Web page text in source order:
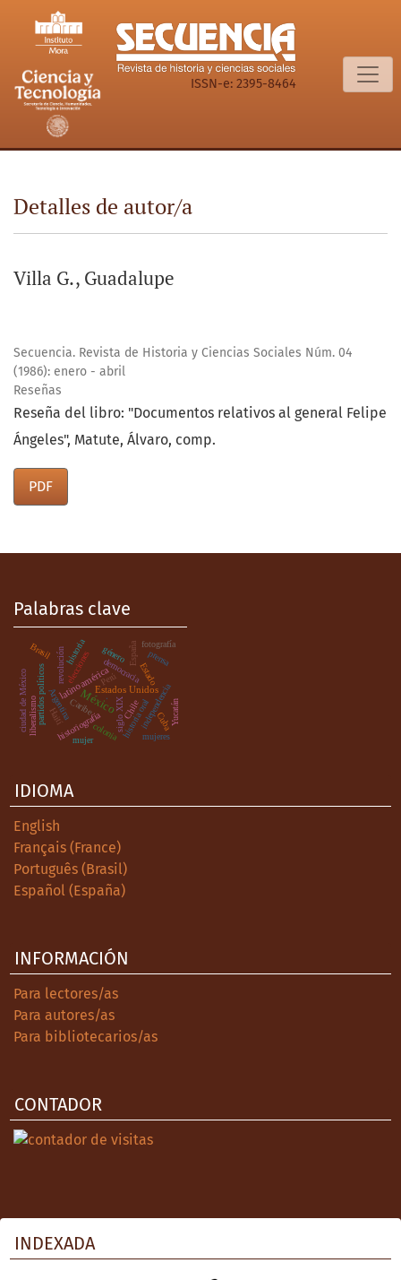
Detalles de autor/a
ISSN-e: 2395-8464
Detalles de autor/a
Villa G., Guadalupe
Secuencia. Revista de Historia y Ciencias Sociales Núm. 04
(1986): enero - abril
Reseñas
Reseña del libro: "Documentos relativos al general Felipe
Ángeles", Matute, Álvaro, comp.
PDF
Palabras clave
México
Estados Unidos
latinoamérica
siglo XIX
Argentina
partidos políticos democracia
elecciones
historiografía historia oralindependencia
liberalismo Caribe
revolución Estado
género
colonia
España
Cuba
ciudad de México
prensa
Chile
historia
mujer
Brasil fotografía
Haití Yucatán
.
Perú
mujeres
IDIOMA
English
Français (France)
Português (Brasil)
Español (España)
INFORMACIÓN
Para lectores/as
Para autores/as
Para bibliotecarios/as
CONTADOR
INDEXADA